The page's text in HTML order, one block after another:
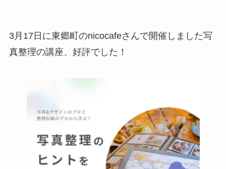
3月17日に東郷町のnicocafeさんで開催しました写
真整理の講座、好評でした！